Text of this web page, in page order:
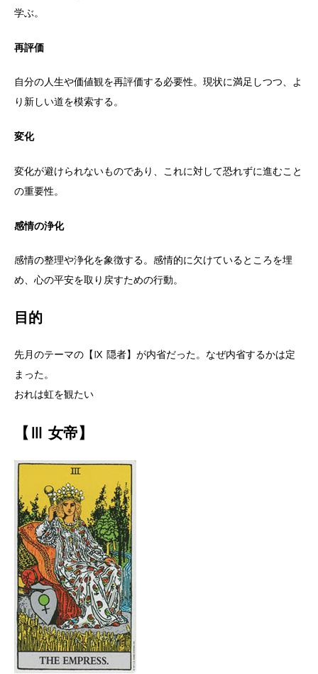
学ぶ。
再評価
自分の人生や価値観を再評価する必要性。現状に満足しつつ、よ
り新しい道を模索する。
変化
変化が避けられないものであり、これに対して恐れずに進むこと
の重要性。
感情の浄化
感情の整理や浄化を象徴する。感情的に欠けているところを埋
め、心の平安を取り戻すための行動。
目的
先月のテーマの【Ⅸ 隠者】が内省だった。なぜ内省するかは定
まった。
おれは虹を観たい
【Ⅲ 女帝】